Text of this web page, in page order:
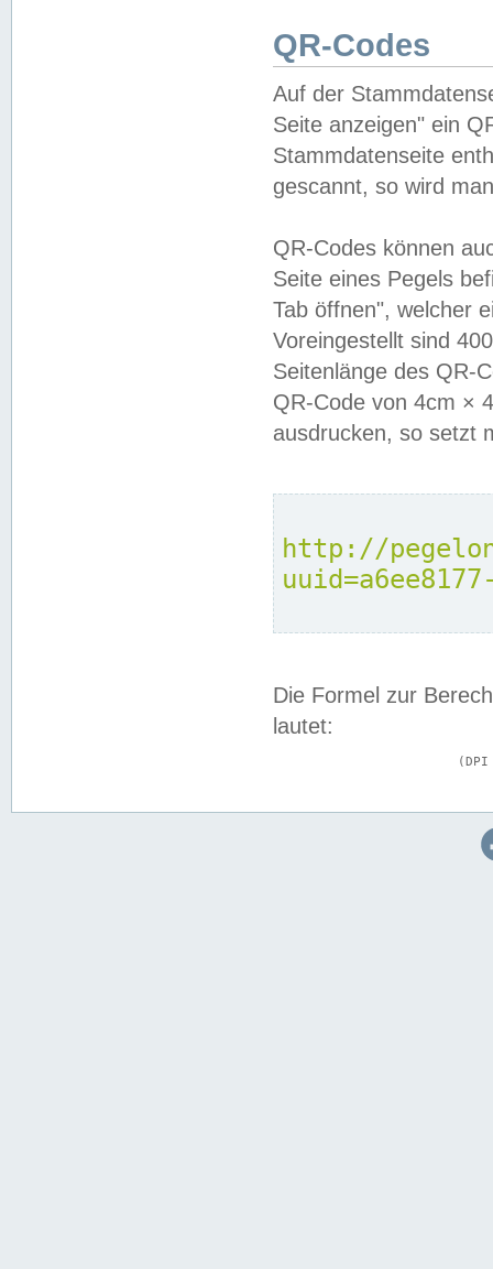
QR-Codes
Auf der
Seite anzeigen" ein
Stammdatenseite
gescannt, so wird
QR-Codes können
Seite eines Pegels
Tab öffnen", welcher
Voreingestellt sind
Seitenlänge des QR-
QR-Code von 4cm ×
ausdrucken, so setzt
http://
Die Formel zur
lautet: